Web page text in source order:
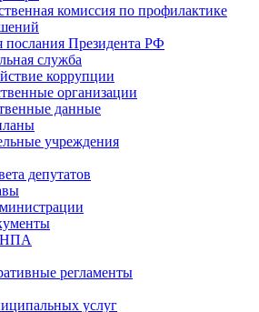
комиссия по профилактике
послания Президента РФ
служба
коррупции
организации
данные
учреждения
депутатов
регламенты
услуг